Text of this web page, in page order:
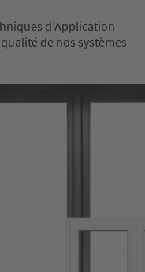
d’Application
de nos systèmes